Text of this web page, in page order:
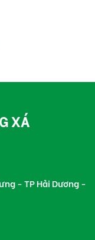
XÁ
- TP Hải Dương -